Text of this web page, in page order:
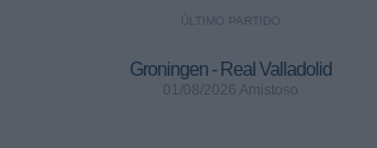
ÚLTIMO PARTIDO
Groningen - Real Valladolid
01/08/2026 Amistoso